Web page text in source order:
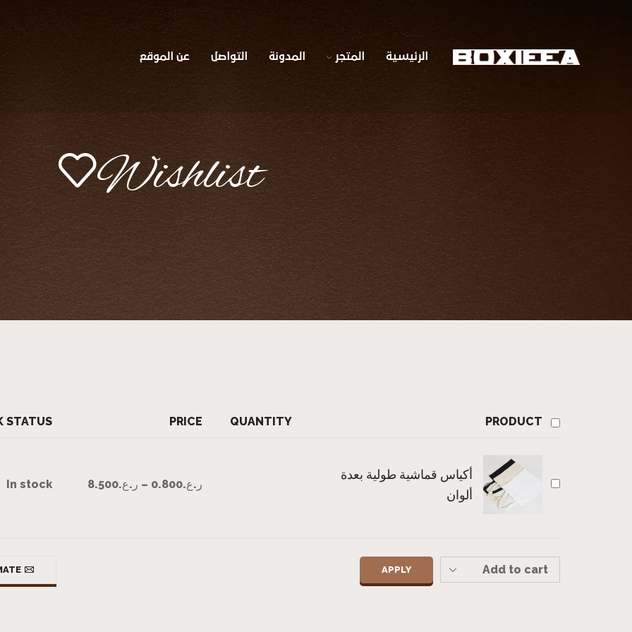
الرئيسية المتجر المدونة التواصل عن الموقع
Wishlist
PRODUCT
QUANTITY
PRICE
STATUS
أكياس قماشية طولية بعدة
ألوان
ر.ع.0.800
– ر.ع.8.500
In stock
APPLY